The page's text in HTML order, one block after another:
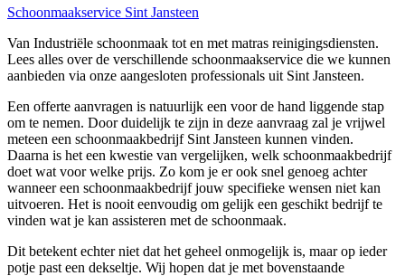
Schoonmaakservice Sint Jansteen
Van Industriële schoonmaak tot en met matras reinigingsdiensten.
Lees alles over de verschillende schoonmaakservice die we kunnen
aanbieden via onze aangesloten professionals uit Sint Jansteen.
Een offerte aanvragen is natuurlijk een voor de hand liggende stap
om te nemen. Door duidelijk te zijn in deze aanvraag zal je vrijwel
meteen een schoonmaakbedrijf Sint Jansteen kunnen vinden.
Daarna is het een kwestie van vergelijken, welk schoonmaakbedrijf
doet wat voor welke prijs. Zo kom je er ook snel genoeg achter
wanneer een schoonmaakbedrijf jouw specifieke wensen niet kan
uitvoeren. Het is nooit eenvoudig om gelijk een geschikt bedrijf te
vinden wat je kan assisteren met de schoonmaak.
Dit betekent echter niet dat het geheel onmogelijk is, maar op ieder
potje past een dekseltje. Wij hopen dat je met bovenstaande